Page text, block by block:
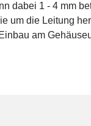
dabei 1 - 4 mm
um die Leitung
am